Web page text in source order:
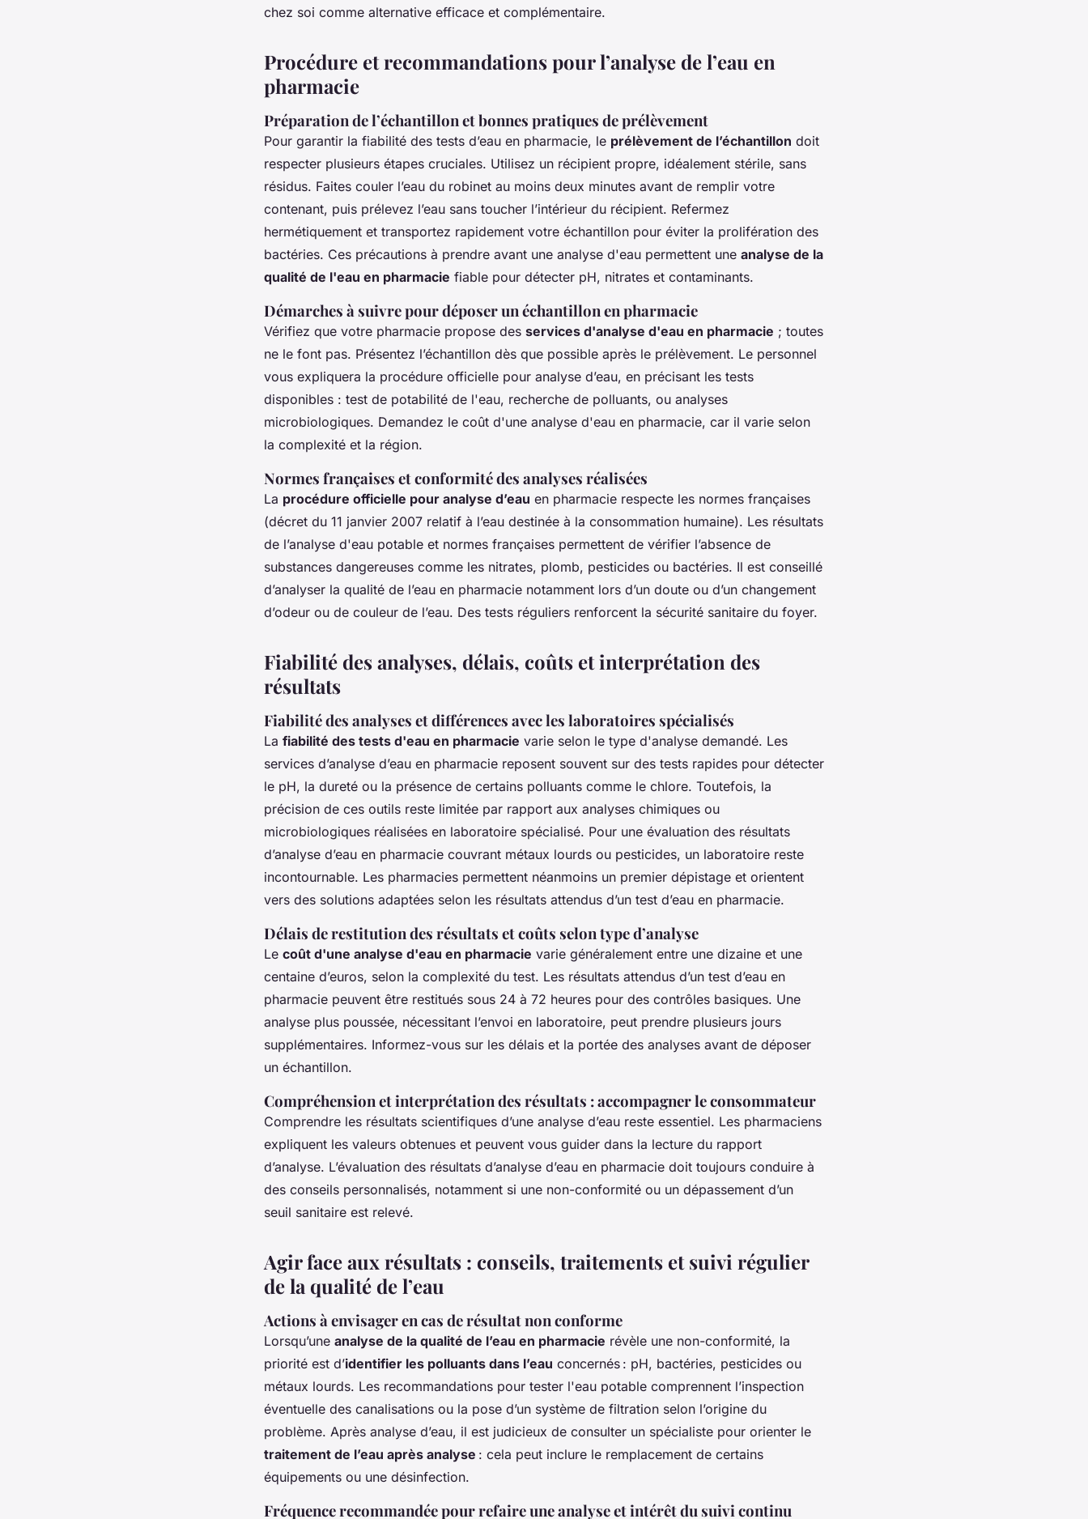
chez soi comme alternative efficace et complémentaire.
Procédure et recommandations pour l’analyse de l’eau en
pharmacie
Préparation de l’échantillon et bonnes pratiques de prélèvement
Pour garantir la fiabilité des tests d’eau en pharmacie, le prélèvement de l’échantillon doit
respecter plusieurs étapes cruciales. Utilisez un récipient propre, idéalement stérile, sans
résidus. Faites couler l’eau du robinet au moins deux minutes avant de remplir votre
contenant, puis prélevez l’eau sans toucher l’intérieur du récipient. Refermez
hermétiquement et transportez rapidement votre échantillon pour éviter la prolifération des
bactéries. Ces précautions à prendre avant une analyse d'eau permettent une analyse de la
qualité de l'eau en pharmacie fiable pour détecter pH, nitrates et contaminants.
Démarches à suivre pour déposer un échantillon en pharmacie
Vérifiez que votre pharmacie propose des services d'analyse d'eau en pharmacie ; toutes
ne le font pas. Présentez l’échantillon dès que possible après le prélèvement. Le personnel
vous expliquera la procédure officielle pour analyse d’eau, en précisant les tests
disponibles : test de potabilité de l'eau, recherche de polluants, ou analyses
microbiologiques. Demandez le coût d'une analyse d'eau en pharmacie, car il varie selon
la complexité et la région.
Normes françaises et conformité des analyses réalisées
La procédure officielle pour analyse d’eau en pharmacie respecte les normes françaises
(décret du 11 janvier 2007 relatif à l’eau destinée à la consommation humaine). Les résultats
de l’analyse d'eau potable et normes françaises permettent de vérifier l’absence de
substances dangereuses comme les nitrates, plomb, pesticides ou bactéries. Il est conseillé
d’analyser la qualité de l’eau en pharmacie notamment lors d’un doute ou d’un changement
d’odeur ou de couleur de l’eau. Des tests réguliers renforcent la sécurité sanitaire du foyer.
Fiabilité des analyses, délais, coûts et interprétation des
résultats
Fiabilité des analyses et différences avec les laboratoires spécialisés
La fiabilité des tests d'eau en pharmacie varie selon le type d'analyse demandé. Les
services d’analyse d’eau en pharmacie reposent souvent sur des tests rapides pour détecter
le pH, la dureté ou la présence de certains polluants comme le chlore. Toutefois, la
précision de ces outils reste limitée par rapport aux analyses chimiques ou
microbiologiques réalisées en laboratoire spécialisé. Pour une évaluation des résultats
d’analyse d’eau en pharmacie couvrant métaux lourds ou pesticides, un laboratoire reste
incontournable. Les pharmacies permettent néanmoins un premier dépistage et orientent
vers des solutions adaptées selon les résultats attendus d’un test d’eau en pharmacie.
Délais de restitution des résultats et coûts selon type d’analyse
Le coût d'une analyse d'eau en pharmacie varie généralement entre une dizaine et une
centaine d’euros, selon la complexité du test. Les résultats attendus d’un test d’eau en
pharmacie peuvent être restitués sous 24 à 72 heures pour des contrôles basiques. Une
analyse plus poussée, nécessitant l’envoi en laboratoire, peut prendre plusieurs jours
supplémentaires. Informez-vous sur les délais et la portée des analyses avant de déposer
un échantillon.
Compréhension et interprétation des résultats : accompagner le consommateur
Comprendre les résultats scientifiques d’une analyse d’eau reste essentiel. Les pharmaciens
expliquent les valeurs obtenues et peuvent vous guider dans la lecture du rapport
d’analyse. L’évaluation des résultats d’analyse d’eau en pharmacie doit toujours conduire à
des conseils personnalisés, notamment si une non-conformité ou un dépassement d’un
seuil sanitaire est relevé.
Agir face aux résultats : conseils, traitements et suivi régulier
de la qualité de l’eau
Actions à envisager en cas de résultat non conforme
Lorsqu’une analyse de la qualité de l’eau en pharmacie révèle une non-conformité, la
priorité est d’identifier les polluants dans l’eau concernés : pH, bactéries, pesticides ou
métaux lourds. Les recommandations pour tester l'eau potable comprennent l’inspection
éventuelle des canalisations ou la pose d’un système de filtration selon l’origine du
problème. Après analyse d’eau, il est judicieux de consulter un spécialiste pour orienter le
traitement de l’eau après analyse : cela peut inclure le remplacement de certains
équipements ou une désinfection.
Fréquence recommandée pour refaire une analyse et intérêt du suivi continu